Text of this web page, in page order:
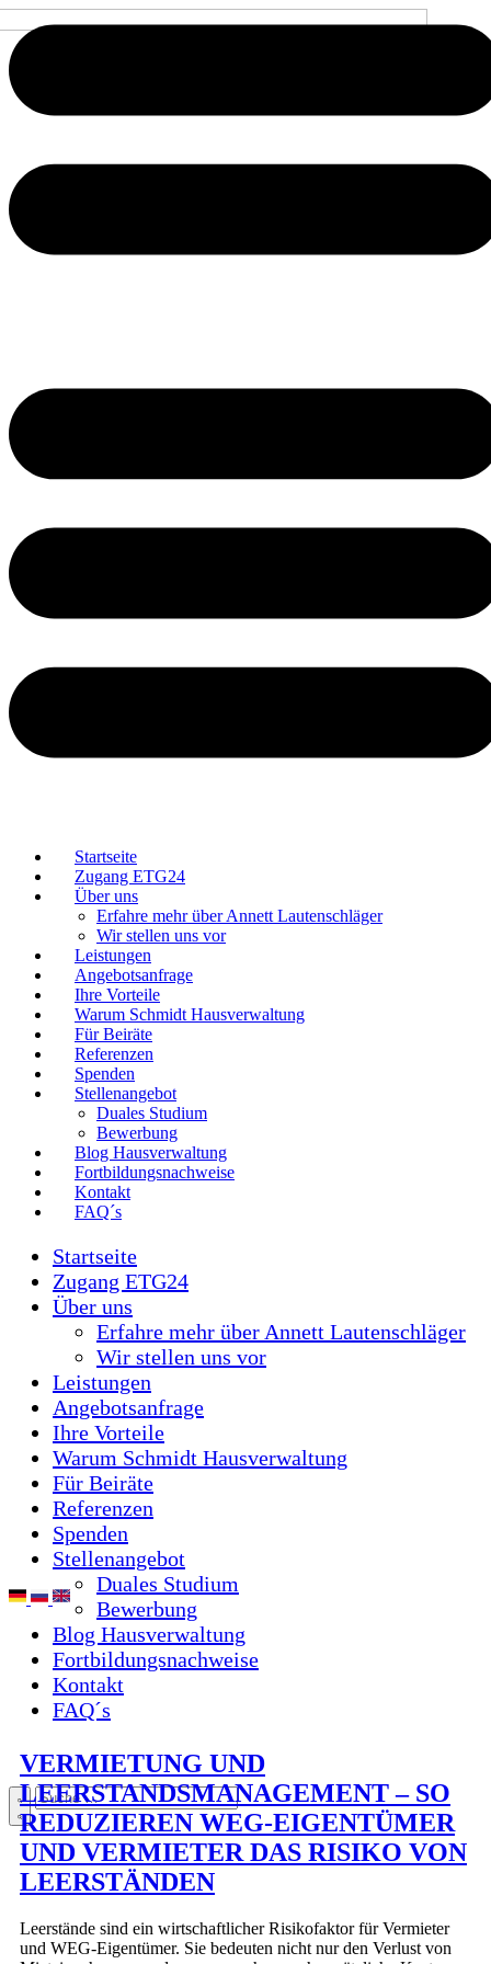
Startseite
Zugang ETG24
Über uns
Erfahre mehr über Annett Lautenschläger
Wir stellen uns vor
Leistungen
Angebotsanfrage
Ihre Vorteile
Warum Schmidt Hausverwaltung
Für Beiräte
Referenzen
Spenden
Stellenangebot
Duales Studium
Bewerbung
Blog Hausverwaltung
Fortbildungsnachweise
Kontakt
FAQ´s
Startseite
Zugang ETG24
Über uns
Erfahre mehr über Annett Lautenschläger
Wir stellen uns vor
Leistungen
Angebotsanfrage
Ihre Vorteile
Warum Schmidt Hausverwaltung
Für Beiräte
Referenzen
Spenden
Stellenangebot
Duales Studium
Bewerbung
Blog Hausverwaltung
Fortbildungsnachweise
Kontakt
FAQ´s
VERMIETUNG UND
LEERSTANDSMANAGEMENT – SO
REDUZIEREN WEG-EIGENTÜMER
UND VERMIETER DAS RISIKO VON
LEERSTÄNDEN
Leerstände sind ein wirtschaftlicher Risikofaktor für Vermieter
und WEG-Eigentümer. Sie bedeuten nicht nur den Verlust von